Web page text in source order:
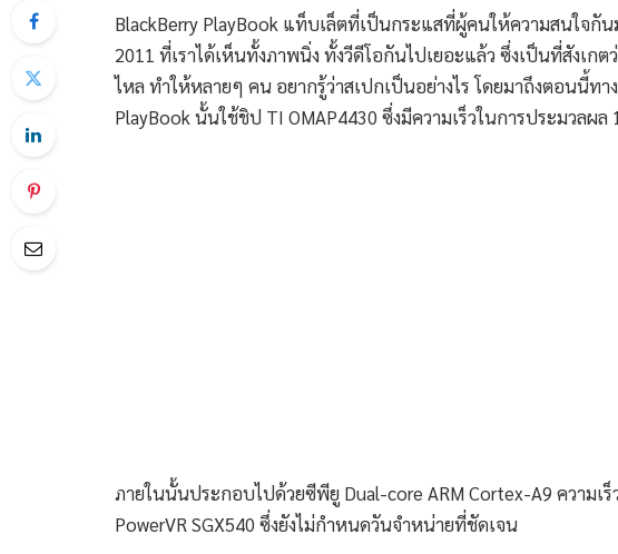
BlackBerry PlayBook แท็บเล็ตที่เป็นกระแสที่ผู้คนให้ความสนใจกั
2011 ที่เราได้เห็นทั้งภาพนิ่ง ทั้งวีดีโอกันไปเยอะแล้ว ซึ่งเป็นที่สังเก
ไหล ทำให้หลายๆ คน อยากรู้ว่าสเปกเป็นอย่างไร โดยมาถึงตอนนี้ทา
PlayBook นั้นใช้ชิป TI OMAP4430 ซึ่งมีความเร็วในการประมวลผล
ภายในนั้นประกอบไปด้วยซีพียู Dual-core ARM Cortex-A9 ความเ
PowerVR SGX540 ซึ่งยังไม่กำหนดวันจำหน่ายที่ชัดเจน